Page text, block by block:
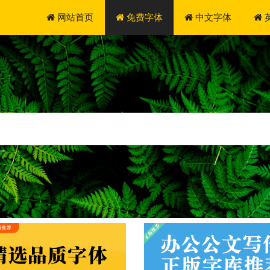
网站首页 免费字体 中文字体